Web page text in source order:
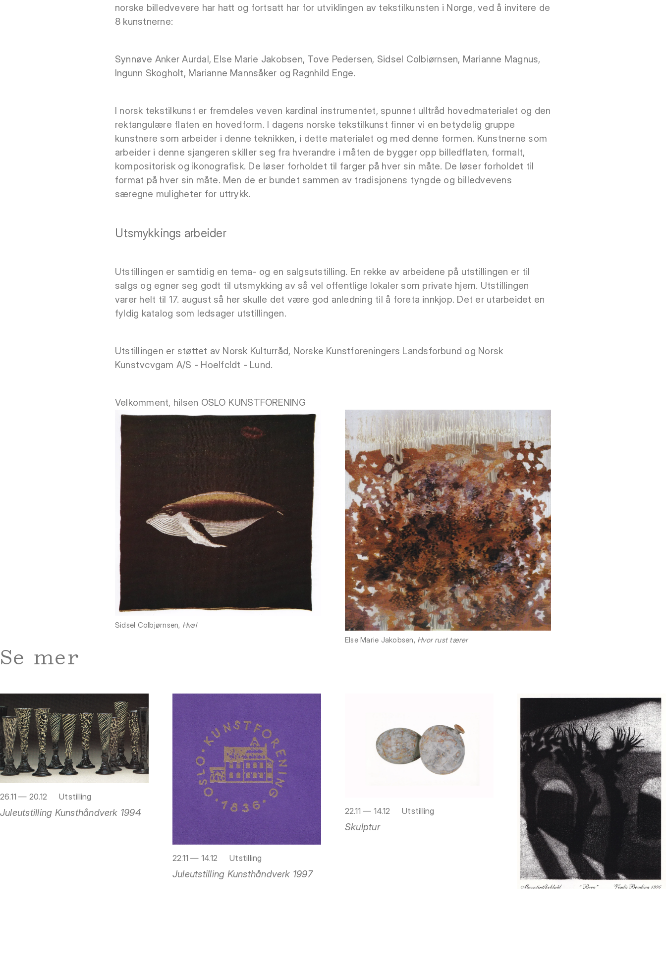
norske billedvevere har hatt og fortsatt har for utviklingen av tekstilkunsten i Norge, ved å invitere de
8 kunstnerne:
Synnøve Anker Aurdal, Else Marie Jakobsen, Tove Pedersen, Sidsel Colbiørnsen, Marianne Magnus,
Ingunn Skogholt, Marianne Mannsåker og Ragnhild Enge.
I norsk tekstilkunst er fremdeles veven kardinal instrumentet, spunnet ulltråd hovedmaterialet og den
rektangulære flaten en hovedform. I dagens norske tekstilkunst finner vi en betydelig gruppe
kunstnere som arbeider i denne teknikken, i dette materialet og med denne formen. Kunstnerne som
arbeider i denne sjangeren skiller seg fra hverandre i måten de bygger opp billedflaten, formalt,
kompositorisk og ikonografisk. De løser forholdet til farger på hver sin måte. De løser forholdet til
format på hver sin måte. Men de er bundet sammen av tradisjonens tyngde og billedvevens
særegne muligheter for uttrykk.
Utsmykkings arbeider
Utstillingen er samtidig en tema- og en salgsutstilling. En rekke av arbeidene på utstillingen er til
salgs og egner seg godt til utsmykking av så vel offentlige lokaler som private hjem. Utstillingen
varer helt til 17. august så her skulle det være god anledning til å foreta innkjop. Det er utarbeidet en
fyldig katalog som ledsager utstillingen.
Utstillingen er støttet av Norsk Kulturråd, Norske Kunstforeningers Landsforbund og Norsk
Kunstvcvgam A/S - Hoelfcldt - Lund.
Velkomment, hilsen OSLO KUNSTFORENING
Sidsel Colbjørnsen, Hval
Else Marie Jakobsen, Hvor rust tærer
Se mer
26.11 — 20.12 Utstilling
Juleutstilling Kunsthåndverk 1994
22.11 — 14.12 Utstilling
Juleutstilling Kunsthåndverk 1997
22.11 — 14.12 Utstilling
Skulptur